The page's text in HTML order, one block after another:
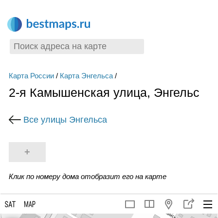
Карта России/ Карта Энгельса/
2-я Камышенская улица, Энгельс
Все улицы Энгельса
+
Клик по номеру дома отобразит его на карте